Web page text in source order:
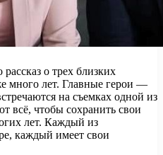
о трех близких
много лет. Главные герои —
на съемках одной из
всё, чтобы сохранить свои
лет. Каждый из
каждый имеет свои